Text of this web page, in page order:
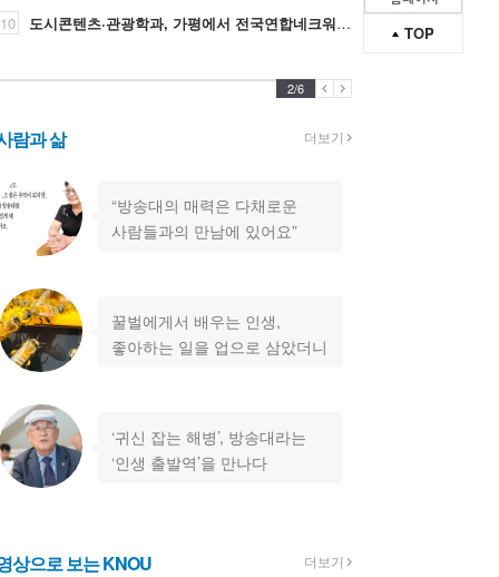
10
도시콘텐츠·관광학과, 가평에서 전국연합네크워크 성료
2/6
람과 삶
“방송대의 매력은 다채로운
사람들과의 만남에 있어요”
꿀벌에게서 배우는 인생,
좋아하는 일을 업으로 삼았더니
‘귀신 잡는 해병’, 방송대라는
‘인생 출발역’을 만나다
더보기
상으로 보는 KNOU 더보기
TOP